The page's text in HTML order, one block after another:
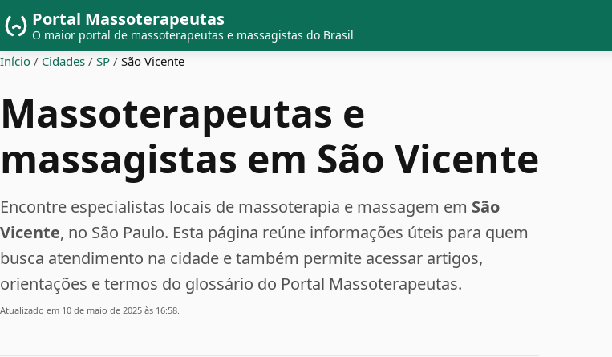
Portal Massoterapeutas
O maior portal de massoterapeutas e massagistas do Brasil
Início / Cidades / SP / São Vicente
Massoterapeutas e
massagistas em São Vicente
Encontre especialistas locais de massoterapia e massagem em São
Vicente, no São Paulo. Esta página reúne informações úteis para quem
busca atendimento na cidade e também permite acessar artigos,
orientações e termos do glossário do Portal Massoterapeutas.
Atualizado em 10 de maio de 2025 às 16:58.